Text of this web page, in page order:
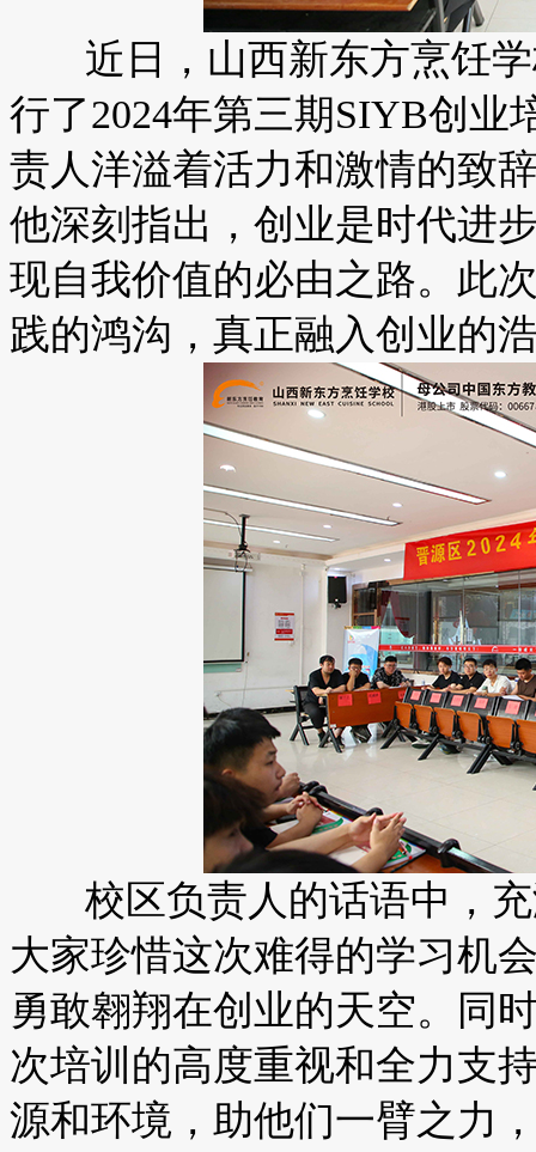
近日，山西新东方烹饪学
行了2024年第三期SIYB创业
责人洋溢着活力和激情的致
他深刻指出，创业是时代进
现自我价值的必由之路。此
践的鸿沟，真正融入创业的
校区负责人的话语中，充
大家珍惜这次难得的学习机
勇敢翱翔在创业的天空。同
次培训的高度重视和全力支
源和环境，助他们一臂之力